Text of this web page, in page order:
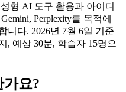
형 AI 도구 활용과 아이디
Perplexity를 목적에
니다. 2026년 7월 6일 기준
, 예상 30분, 학습자 15명으
가요?